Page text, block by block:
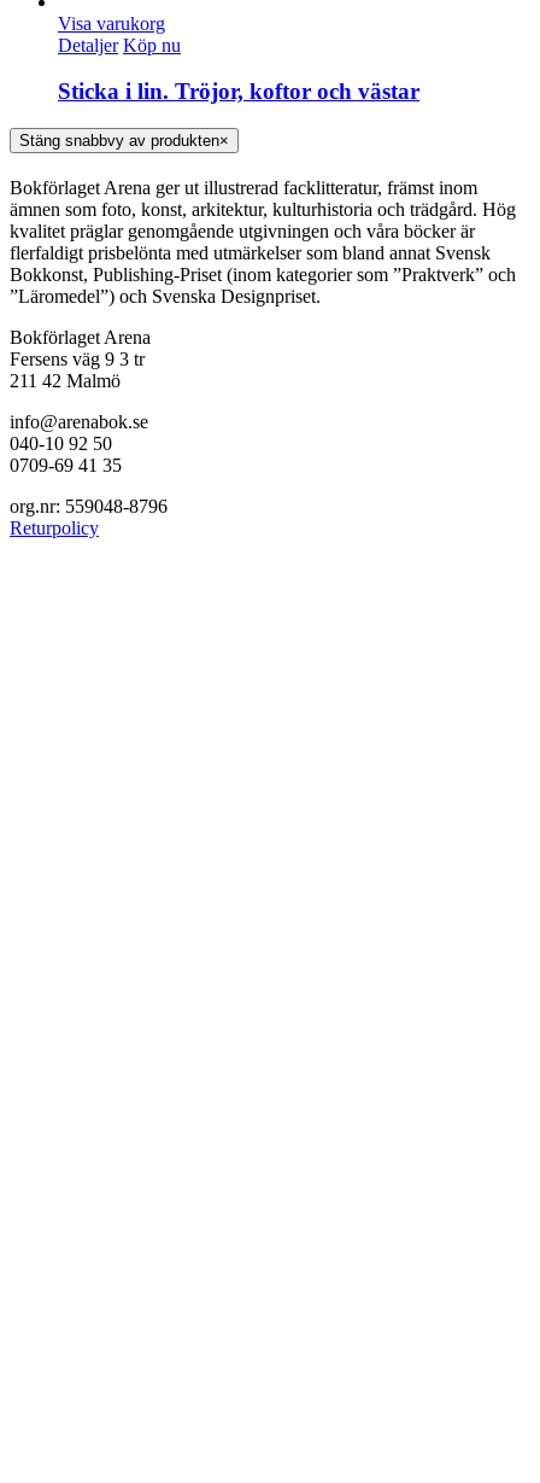
Visa varukorg
Detaljer Köp nu
Sticka i lin. Tröjor, koftor och västar
Stäng snabbvy av produkten×
Bokförlaget Arena ger ut illustrerad facklitteratur, främst inom
ämnen som foto, konst, arkitektur, kulturhistoria och trädgård. Hög
kvalitet präglar genomgående utgivningen och våra böcker är
flerfaldigt prisbelönta med utmärkelser som bland annat Svensk
Bokkonst, Publishing-Priset (inom kategorier som ”Praktverk” och
”Läromedel”) och Svenska Designpriset.
Bokförlaget Arena
Fersens väg 9 3 tr
211 42 Malmö
info@arenabok.se
040-10 92 50
0709-69 41 35
org.nr: 559048-8796
Returpolicy